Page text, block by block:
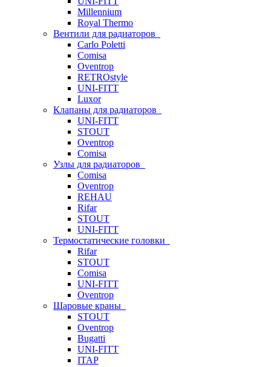
Millennium
Royal Thermo
Вентили для радиаторов
Carlo Poletti
Comisa
Oventrop
RETROstyle
UNI-FITT
Luxor
Клапаны для радиаторов
UNI-FITT
STOUT
Oventrop
Comisa
Узлы для радиаторов
Comisa
Oventrop
REHAU
Rifar
STOUT
UNI-FITT
Термостатические головки
Rifar
STOUT
Comisa
UNI-FITT
Oventrop
Шаровые краны
STOUT
Oventrop
Bugatti
UNI-FITT
ITAP